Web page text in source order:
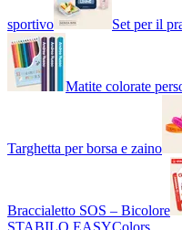
sportivo Set per il
Matite colorate
Targhetta per borsa e zaino
Braccialetto SOS – Bicolore
STABILO EASYColors